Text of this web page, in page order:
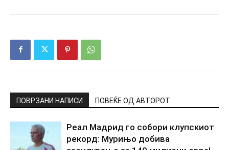
ПОВРЗАНИ НАПИСИ ПОВЕЌЕ ОД АВТОРОТ
Реал Мадрид го собори клупскиот
рекорд: Мурињо добива